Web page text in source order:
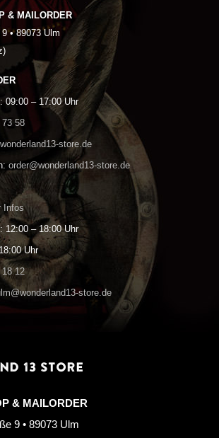
& MAILORDER
• 89073 Ulm
09:00 – 17:00 Uhr
73 58
store.de
order@wonderland13-store.de
Infos
12:00 – 18:00 Uhr
Uhr
18 12
store.de
13 STORE
& MAILORDER
9 • 89073 Ulm